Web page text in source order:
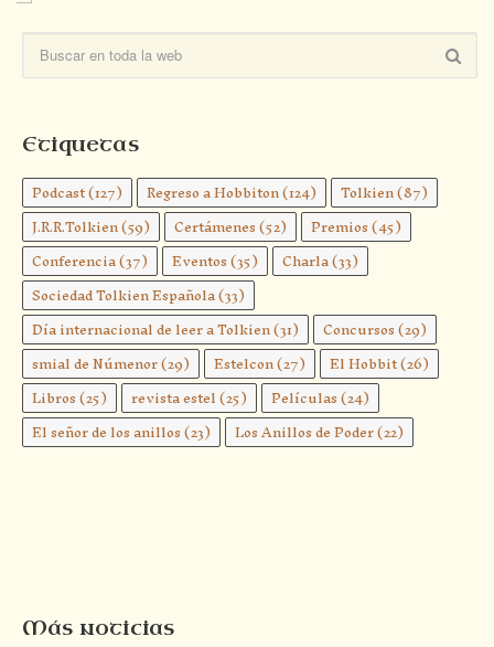
Etiquetas
Podcast(127) Regreso a Hobbiton(124) Tolkien(87)
J.R.R.Tolkien(59) Certámenes(52) Premios(45)
Conferencia(37) Eventos(35) Charla(33)
Sociedad Tolkien Española(33)
Día internacional de leer a Tolkien(31) Concursos(29)
smial de Númenor(29) Estelcon(27) El Hobbit(26)
Libros(25) revista estel(25) Películas(24)
El señor de los anillos(23) Los Anillos de Poder(22)
Más noticias